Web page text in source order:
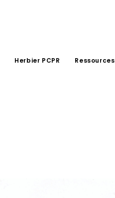
Herbier PCPR Ressources